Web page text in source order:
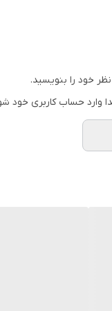
خود را بنویسید.
وارد حساب کاربری خود